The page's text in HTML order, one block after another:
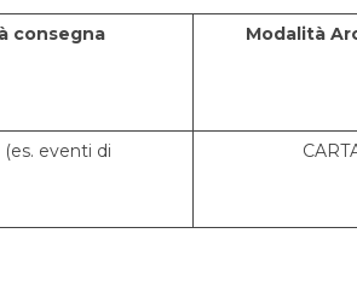
consegna Modalità
eventi di